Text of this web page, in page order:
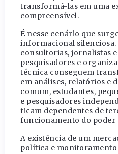
transformá-las em uma
compreensível.
É nesse cenário que
informacional silenciosa.
consultorias, jornalistas
pesquisadores e
técnica conseguem
em análises, relatórios e
comum, estudantes,
e pesquisadores
ficam dependentes de
funcionamento do poder
A existência de um
política e